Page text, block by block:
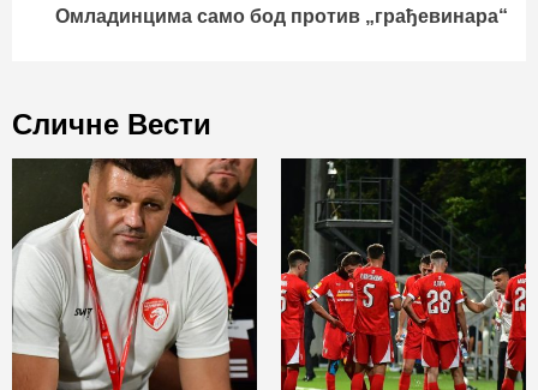
Омладинцима само бод против „грађевинара“
Сличне Вести